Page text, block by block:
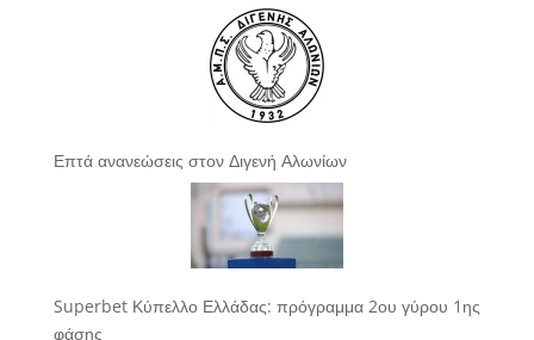
Επτά ανανεώσεις στον Διγενή Αλωνίων
Superbet Κύπελλο Ελλάδας: πρόγραμμα 2ου γύρου 1ης
φάσης